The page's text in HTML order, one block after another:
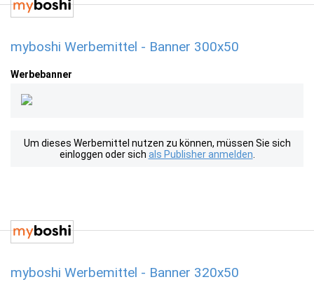
myboshi Werbemittel - Banner 300x50
Werbebanner
Um dieses Werbemittel nutzen zu können, müssen Sie sich
einloggen oder sich als Publisher anmelden
myboshi Werbemittel - Banner 320x50